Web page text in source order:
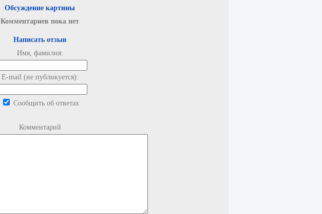
Обсуждение картины
Комментариев пока нет
Написать отзыв
Имя, фамилия:
E-mail (не публикуется):
Сообщить об ответах
Комментарий